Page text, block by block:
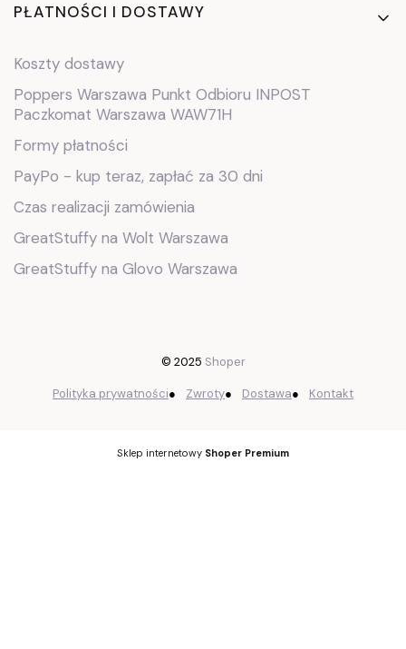
PŁATNOŚCI I DOSTAWY
Koszty dostawy
Poppers Warszawa Punkt Odbioru INPOST
Paczkomat Warszawa WAW71H
Formy płatności
PayPo - kup teraz, zapłać za 30 dni
Czas realizacji zamówienia
GreatStuffy na Wolt Warszawa
GreatStuffy na Glovo Warszawa
© 2025 Shoper
Polityka prywatności● Zwroty● Dostawa● Kontakt
Sklep internetowy Shoper Premium